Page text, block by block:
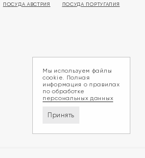
ПОСУДА АВСТРИЯ
ПОСУДА ПОРТУГАЛИЯ
Мы используем файлы
cookie. Полная
информация о правилах
по обработке
персональных данных
Принять